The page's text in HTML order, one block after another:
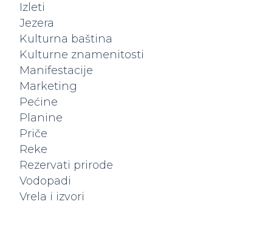
Izleti
Jezera
Kulturna baština
Kulturne znamenitosti
Manifestacije
Marketing
Pećine
Planine
Priče
Reke
Rezervati prirode
Vodopadi
Vrela i izvori